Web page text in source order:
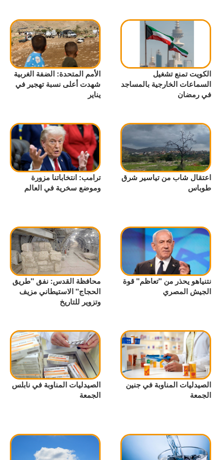
الكويت تمنع تشغيل
السماعات الخارجية بالمساجد
في رمضان
الأمم المتحدة: الضفة الغربية
شهدت أعلى نسبة تهجير في
يناير
اعتقال شاب من تياسير شرق
طوباس
ترامب: انتخاباتنا مزورة
وموضع سخرية في العالم
نتنياهو يحذر من "تعاظم" قوة
الجيش المصري
محافظة القدس: نفق "طريق
الحجاج" الاستيطاني مزيف
وتزوير للتاريخ
الصيدليات المناوبة في جنين
الجمعة
الصيدليات المناوبة في نابلس
الجمعة